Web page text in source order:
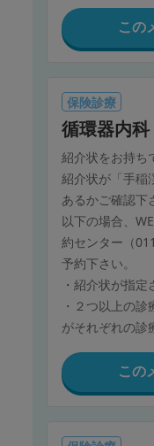
この
保険診療
循環器内科
紹介状をお持ち
紹介状が「手
あるかご確認下
以下の場合、
約センター（
予約下さい。
・紹介状が指定
・２つ以上の
がそれぞれの診
この